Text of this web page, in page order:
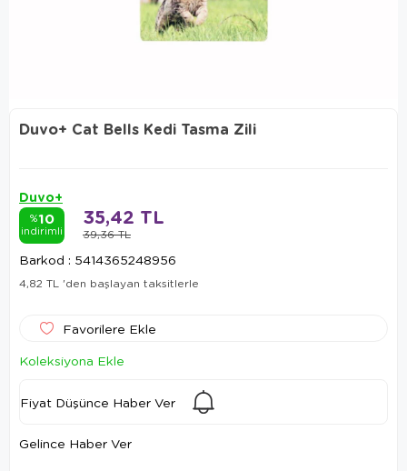
Duvo+ Cat Bells Kedi Tasma Zili
Duvo+
%10
indirimli 39,36 TL
35,42 TL
Barkod : 5414365248956
4,82 TL 'den başlayan taksitlerle
Favorilere Ekle
Koleksiyona Ekle
Fiyat Düşünce Haber Ver
Gelince Haber Ver